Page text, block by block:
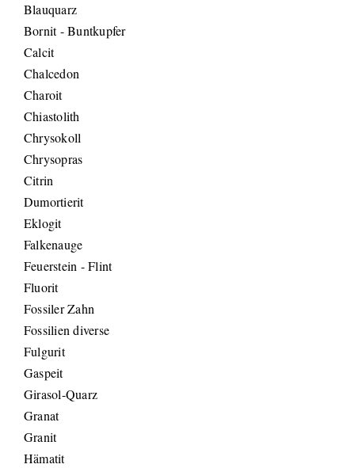
Blauquarz
Bornit - Buntkupfer
Calcit
Chalcedon
Charoit
Chiastolith
Chrysokoll
Chrysopras
Citrin
Dumortierit
Eklogit
Falkenauge
Feuerstein - Flint
Fluorit
Fossiler Zahn
Fossilien diverse
Fulgurit
Gaspeit
Girasol-Quarz
Granat
Granit
Hämatit